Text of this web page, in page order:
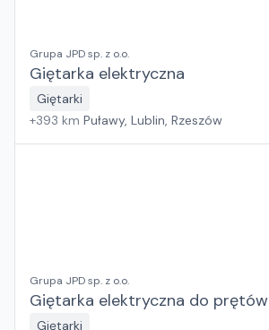
Grupa JPD sp. z o.o.
Giętarka elektryczna
Giętarki
+393 km Puławy, Lublin, Rzeszów
Grupa JPD sp. z o.o.
Giętarka elektryczna do prętów
Giętarki